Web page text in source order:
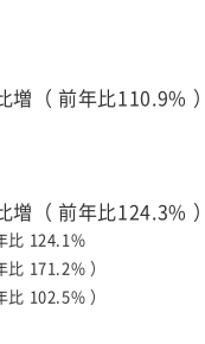
増（ 前年比110.9% ）
増（ 前年比124.3% ）
比 124.1%
比 171.2% ）
比 102.5% ）